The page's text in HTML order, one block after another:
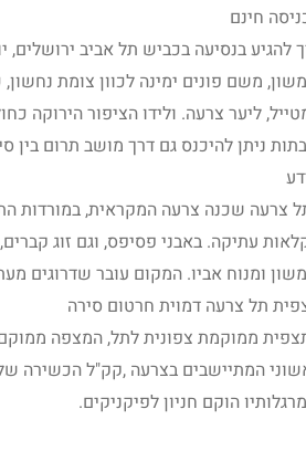
חינם
להגיע בנסיעה בכביש תל אביב
ליער צרעה. ולידו הציפור הירוקה
ניתן להיכנס גם דרך מושב תרום בין סימוני
צרעה שכנה צרעה המקראית, במורדות
עתיקה. באבני פסיפס, וגם זוג
ומנוח אביו. המקום עובר שדרוגים
תל צרעה דמוית חרטום סירה
ממוקמת צפונית לתל, המצפה
המתיישבים בצרעה ,קק"ל הכשירה
הוקם חניון לפיקניקים.